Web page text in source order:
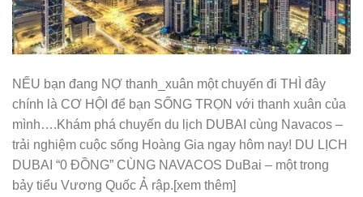
NẾU bạn đang NỢ thanh_xuân một chuyến đi THÌ đây
chính là CƠ HỘI để bạn SỐNG TRỌN với thanh xuân của
mình….Khám phá chuyến du lịch DUBAI cùng Navacos –
trải nghiệm cuộc sống Hoàng Gia ngay hôm nay! DU LỊCH
DUBAI “0 ĐỒNG” CÙNG NAVACOS DuBai – một trong
bảy tiểu Vương Quốc Ả rập.[xem thêm]